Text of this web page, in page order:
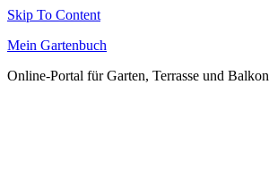
Skip To Content
Mein Gartenbuch
Online-Portal für Garten, Terrasse und Balkon